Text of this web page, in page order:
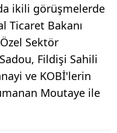
ikili görüşmelerde
Ticaret Bakanı
Sektör
Fildişi Sahili
ve KOBİ'lerin
Moutaye ile